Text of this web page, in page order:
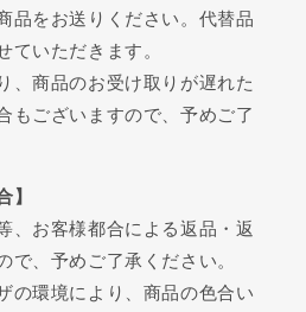
品をお送りください。代替品
ていただきます。
、商品のお受け取りが遅れた
もございますので、予めご了
】
、お客様都合による返品・返
で、予めご了承ください。
の環境により、商品の色合い